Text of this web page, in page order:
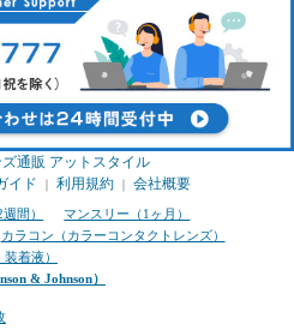
通販 アットスタイル
イド ｜ 利用規約 ｜ 会社概要
間）
マンスリー（1ヶ月）
カラコン（カラーコンタクトレンズ）
着液）
& Johnson）